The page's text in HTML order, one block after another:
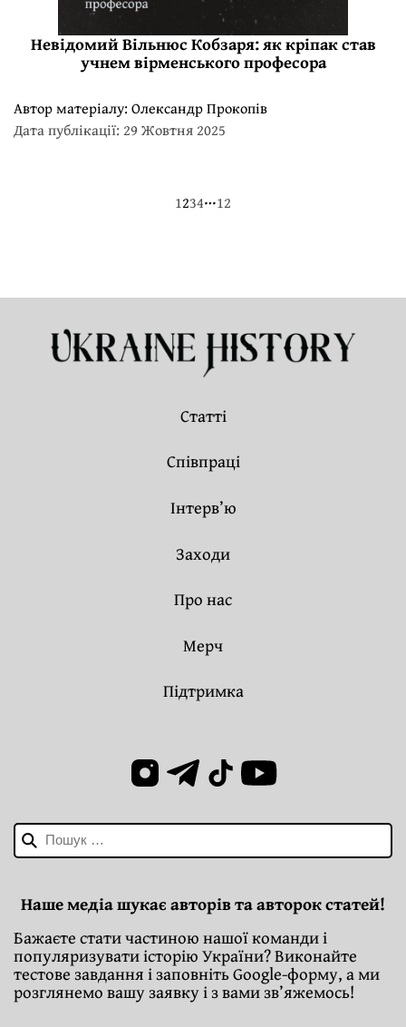
Невідомий Вільнюс Кобзаря: як кріпак став
учнем вірменського професора
Автор матеріалу: Олександр Прокопів
Дата публікації: 29 Жовтня 2025
1234…12
Пошук:
Статті
Співпраці
Інтерв’ю
Заходи
Про нас
Мерч
Підтримка
Наше медіа шукає авторів та авторок статей!
Бажаєте стати частиною нашої команди і
популяризувати історію України? Виконайте
тестове завдання і заповніть Google-форму, а ми
розглянемо вашу заявку і з вами зв’яжемось!